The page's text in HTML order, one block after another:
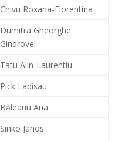
Chivu Roxana-Florentina
Dumitra Gheorghe
Gindrovel
Tatu Alin-Laurentiu
Pick Ladisau
Băleanu Ana
Sinko Janos